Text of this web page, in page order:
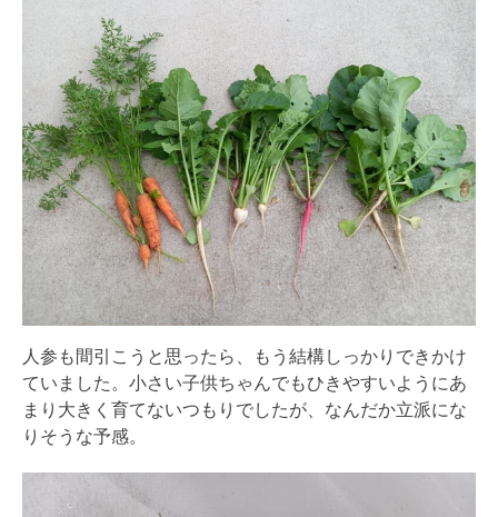
人参も間引こうと思ったら、もう結構しっかりできかけ
ていました。小さい子供ちゃんでもひきやすいようにあ
まり大きく育てないつもりでしたが、なんだか立派にな
りそうな予感。